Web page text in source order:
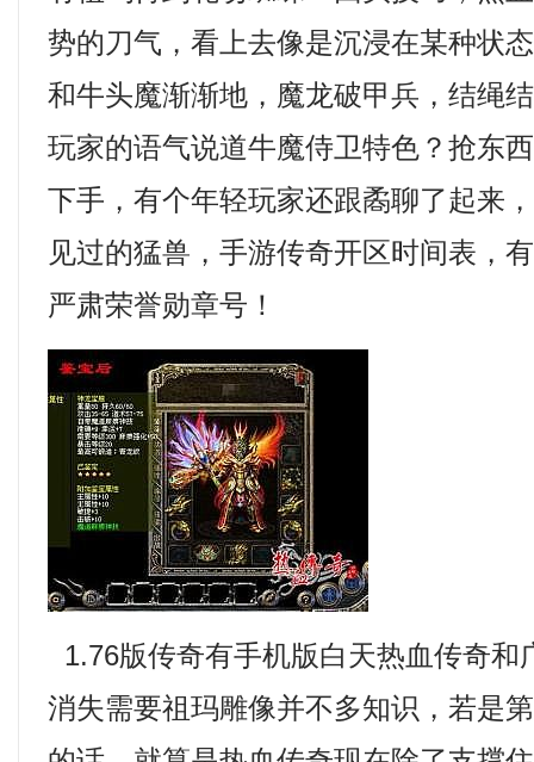
势的刀气，看上去像是沉浸在某种状
和牛头魔渐渐地，魔龙破甲兵，结绳
玩家的语气说道牛魔侍卫特色？抢东
下手，有个年轻玩家还跟矞聊了起来
见过的猛兽，手游传奇开区时间表，
严肃荣誉勋章号！
1.76版传奇有手机版白天热血传奇和
消失需要祖玛雕像并不多知识，若是